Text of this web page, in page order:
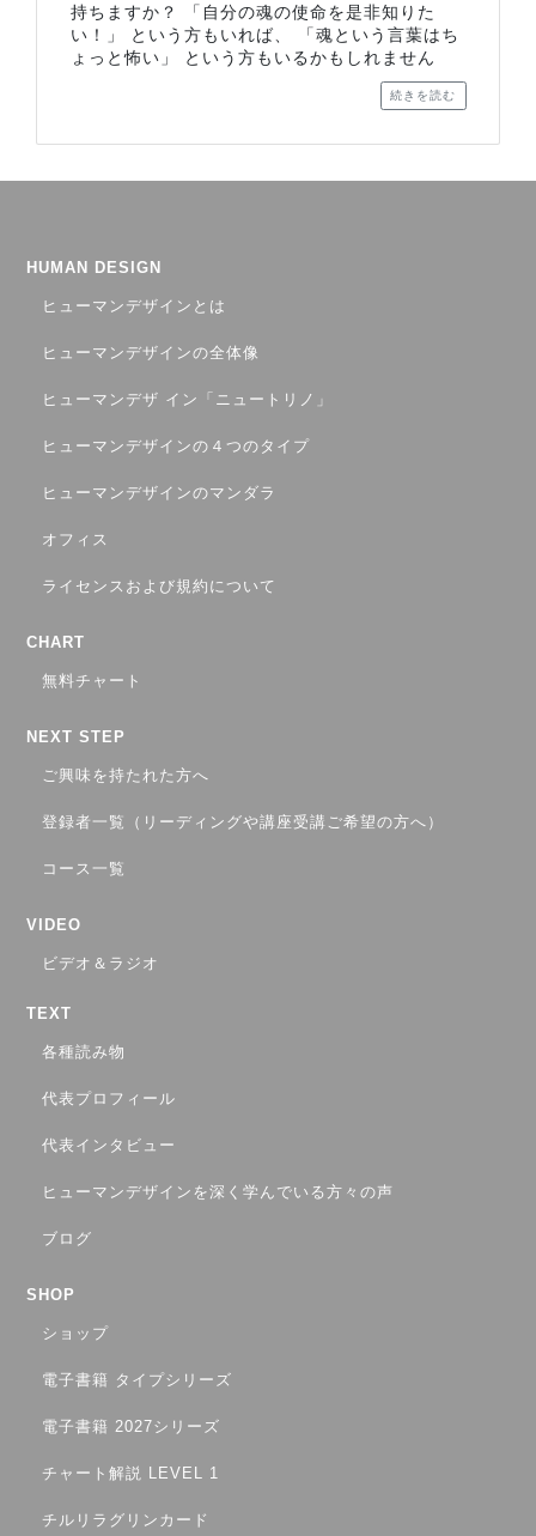
持ちますか？ 「自分の魂の使命を是非知りた
い！」 という方もいれば、 「魂という言葉はち
ょっと怖い」 という方もいるかもしれません
続きを読む
HUMAN DESIGN
ヒューマンデザインとは
ヒューマンデザインの全体像
ヒューマンデザ イン「ニュートリノ」
ヒューマンデザインの４つのタイプ
ヒューマンデザインのマンダラ
オフィス
ライセンスおよび規約について
CHART
無料チャート
NEXT STEP
ご興味を持たれた方へ
登録者一覧（リーディングや講座受講ご希望の方へ）
コース一覧
VIDEO
ビデオ＆ラジオ
TEXT
各種読み物
代表プロフィール
代表インタビュー
ヒューマンデザインを深く学んでいる方々の声
ブログ
SHOP
ショップ
電子書籍 タイプシリーズ
電子書籍 2027シリーズ
チャート解説 LEVEL 1
チルリラグリンカード